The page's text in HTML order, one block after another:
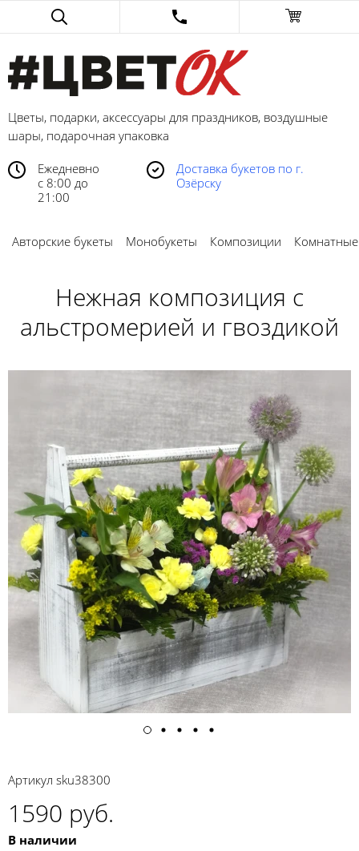
Цветы, подарки, аксессуары для праздников, воздушные
шары, подарочная упаковка
Ежедневно
с 8:00 до
21:00
Доставка букетов по г.
Озёрску
Авторские букеты Монобукеты Композиции
Нежная композиция с
альстромерией и гвоздикой
Артикул sku38300
1590 руб.
В наличии